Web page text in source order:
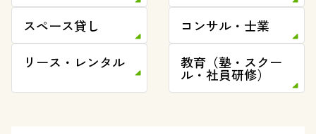
スペース貸し
コンサル・士業
リース・レンタル
教育（塾・スクー
ル・社員研修）